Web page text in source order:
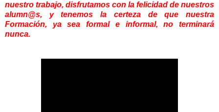
nuestro trabajo, disfrutamos con la felicidad de nuestros
alumn@s, y tenemos la certeza de que nuestra
Formación, ya sea formal e informal, no terminará
nunca.